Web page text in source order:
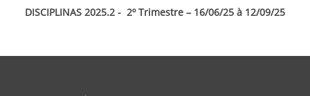
DISCIPLINAS 2025.2 - 2º Trimestre – 16/06/25 à 12/09/25